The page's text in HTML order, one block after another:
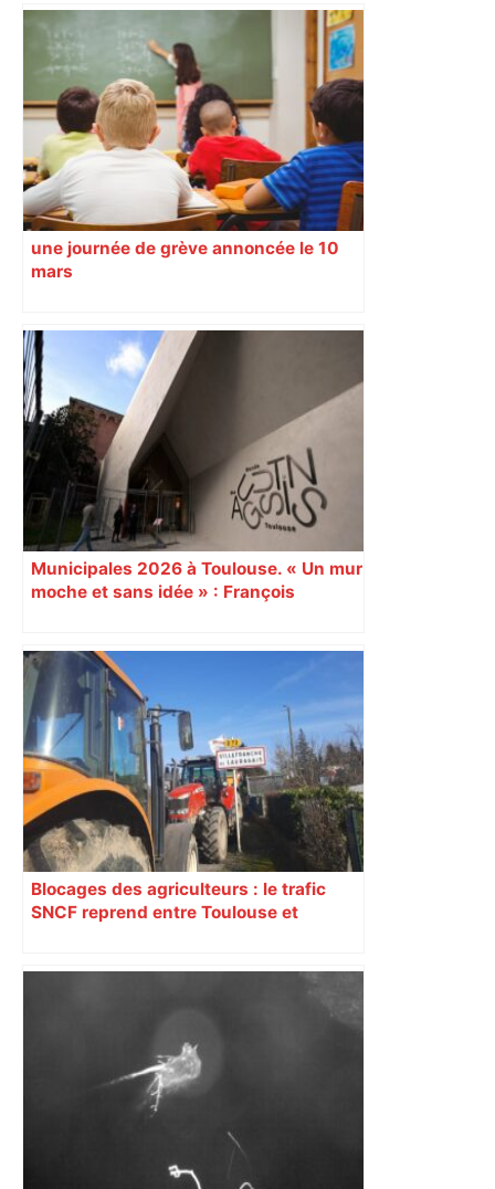
une journée de grève annoncée le 10
mars
Municipales 2026 à Toulouse. « Un mur
moche et sans idée » : François
Augustins
Blocages des agriculteurs : le trafic
SNCF reprend entre Toulouse et